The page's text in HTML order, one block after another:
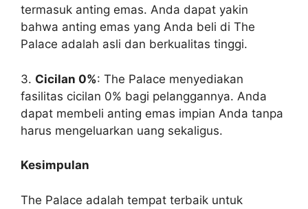
termasuk anting emas. Anda dapat yakin
bahwa anting emas yang Anda beli di The
Palace adalah asli dan berkualitas tinggi.
3. Cicilan 0%: The Palace menyediakan
fasilitas cicilan 0% bagi pelanggannya. Anda
dapat membeli anting emas impian Anda tanpa
harus mengeluarkan uang sekaligus.
Kesimpulan
The Palace adalah tempat terbaik untuk